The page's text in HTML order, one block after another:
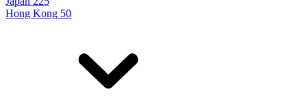
Hong Kong 50